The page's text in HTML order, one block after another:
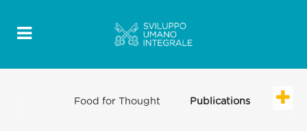
Food for Thought Publications